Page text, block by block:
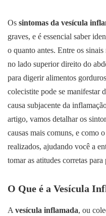
Os sintomas da vesícula
graves, e é essencial saber
o quanto antes. Entre os
no lado superior direito do
para digerir alimentos
colecistite pode se manifestar
causa subjacente da
artigo, vamos detalhar os
causas mais comuns, e como
realizados, ajudando você a
tomar as atitudes corretas para
O Que é a Vesícula
Avesícula inflamada, ou